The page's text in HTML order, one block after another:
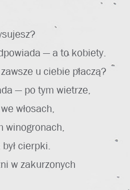
— a to kobiety.
u ciebie płaczą?
— po tym wietrze,
włosach,
winogronach,
cierpki.
w zakurzonych